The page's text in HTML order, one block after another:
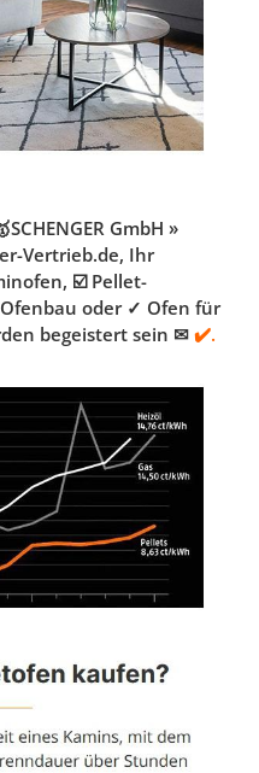
GmbH »
Vertrieb.de, Ihr
☑️ Pellet-
oder ✓ Ofen für
begeistert sein ✉✔️.